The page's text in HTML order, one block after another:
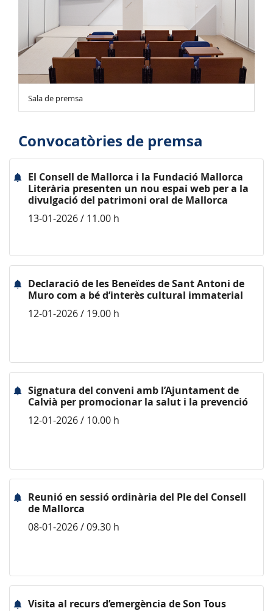
Sala de premsa
Convocatòries de premsa
El Consell de Mallorca i la Fundació Mallorca
Literària presenten un nou espai web per a la
divulgació del patrimoni oral de Mallorca
13-01-2026 / 11.00 h
Declaració de les Beneïdes de Sant Antoni de
Muro com a bé d’interès cultural immaterial
12-01-2026 / 19.00 h
Signatura del conveni amb l’Ajuntament de
Calvià per promocionar la salut i la prevenció
12-01-2026 / 10.00 h
Reunió en sessió ordinària del Ple del Consell
de Mallorca
08-01-2026 / 09.30 h
Visita al recurs d’emergència de Son Tous